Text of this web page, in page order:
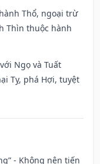
Thổ, ngoại trừ
Thìn thuộc hành
Ngọ và Tuất
Tỵ, phá Hợi, tuyệt
- Không nên tiến